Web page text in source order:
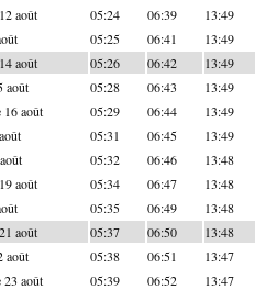
août 05:24 06:39 13:49
05:25 06:41 13:49
août 05:26 06:42 13:49
août 05:28 06:43 13:49
16 août 05:29 06:44 13:49
05:31 06:45 13:49
05:32 06:46 13:48
août 05:34 06:47 13:48
05:35 06:49 13:48
août 05:37 06:50 13:48
août 05:38 06:51 13:47
23 août 05:39 06:52 13:47